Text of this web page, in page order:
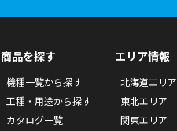
商品を探す
機種一覧から探す
工種・用途から探す
カタログ一覧
エリア情報
北海道エリア
東北エリア
関東エリア